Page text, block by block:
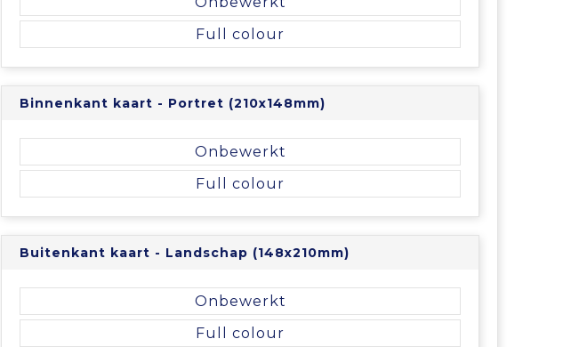
Full colour
Binnenkant kaart - Portret (210x148mm)
Onbewerkt
Full colour
Buitenkant kaart - Landschap (148x210mm)
Onbewerkt
Full colour